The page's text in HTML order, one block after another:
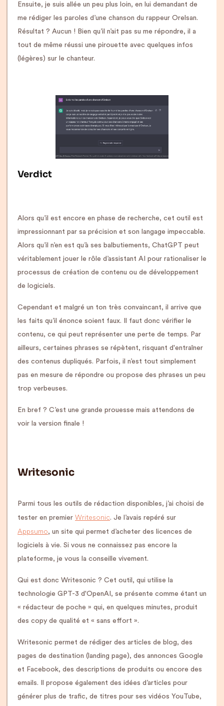
Ensuite, je suis allée un peu plus loin, en lui demandant de
me rédiger les paroles d’une chanson du rappeur Orelsan.
Résultat ? Aucun ! Bien qu’il n’ait pas su me répondre, il a
tout de même réussi une pirouette avec quelques infos
(légères) sur le chanteur.
Verdict
Alors qu’il est encore en phase de recherche, cet outil est
impressionnant par sa précision et son langage impeccable.
Alors qu’il n’en est qu’à ses balbutiements, ChatGPT peut
véritablement jouer le rôle d’assistant AI pour rationaliser le
processus de création de contenu ou de développement
de logiciels.
Cependant et malgré un ton très convaincant, il arrive que
les faits qu’il énonce soient faux. Il faut donc vérifier le
contenu, ce qui peut représenter une perte de temps. Par
ailleurs, certaines phrases se répètent, risquant d'entraîner
des contenus dupliqués. Parfois, il n’est tout simplement
pas en mesure de répondre ou propose des phrases un peu
trop verbeuses.
En bref ? C’est une grande prouesse mais attendons de
voir la version finale !
Writesonic
Parmi tous les outils de rédaction disponibles, j’ai choisi de
tester en premier Writesonic. Je l’avais repéré sur
Appsumo, un site qui permet d’acheter des licences de
logiciels à vie. Si vous ne connaissez pas encore la
plateforme, je vous la conseille vivement.
Qui est donc Writesonic ? Cet outil, qui utilise la
technologie GPT-3 d'OpenAI, se présente comme étant un
« rédacteur de poche » qui, en quelques minutes, produit
des copy de qualité et « sans effort ».
Writesonic permet de rédiger des articles de blog, des
pages de destination (landing page), des annonces Google
et Facebook, des descriptions de produits ou encore des
emails. Il propose également des idées d’articles pour
générer plus de trafic, de titres pour ses vidéos YouTube,